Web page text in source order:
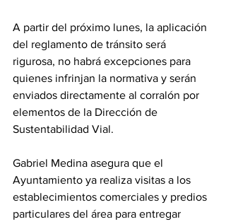
A partir del próximo lunes, la aplicación
del reglamento de tránsito será
rigurosa, no habrá excepciones para
quienes infrinjan la normativa y serán
enviados directamente al corralón por
elementos de la Dirección de
Sustentabilidad Vial.
Gabriel Medina asegura que el
Ayuntamiento ya realiza visitas a los
establecimientos comerciales y predios
particulares del área para entregar